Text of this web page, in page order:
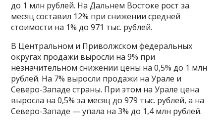
до 1 млн рублей. На Дальнем Востоке рост за
месяц составил 12% при снижении средней
стоимости на 1% до 971 тыс. рублей.
В Центральном и Приволжском федеральных
округах продажи выросли на 9% при
незначительном снижении цены на 0,5% до 1 млн
рублей. На 7% выросли продажи на Урале и
Северо-Западе страны. При этом на Урале цена
выросла на 0,5% за месяц до 979 тыс. рублей, а на
Северо-Западе — упала на 3% до 1,4 млн рублей.